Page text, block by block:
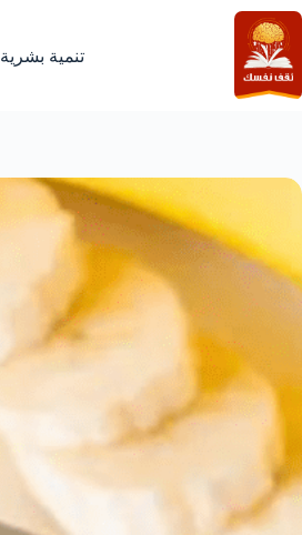
التجاوز
إلى
المحتوى
تنمية بشرية